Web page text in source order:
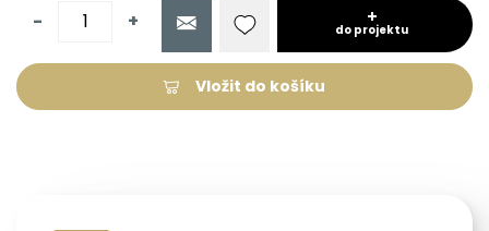
- +
Vložit do košíku
do projektu